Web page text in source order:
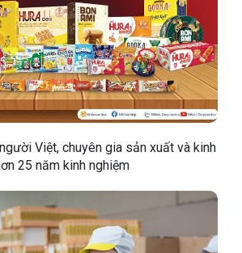
Việt, chuyên gia sản xuất và kinh
25 năm kinh nghiệm